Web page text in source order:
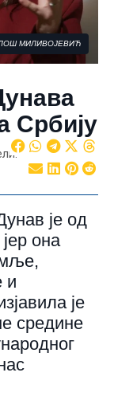
МИЛИВОЈЕВИЋ
Србију
је од
она
и
је
средине